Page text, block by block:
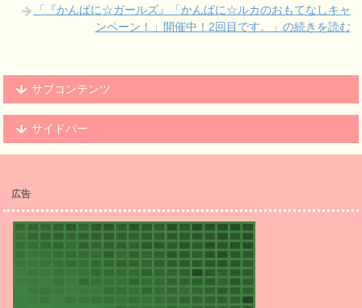
「『かんぱに☆ガールズ』「かんぱに☆ルカのおもてなしキャ
ンペーン！」開催中！2回目です。」の続きを読む
サブコンテンツ
サイドバー
広告